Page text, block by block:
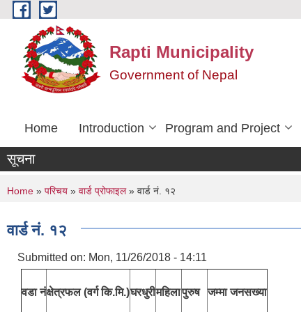
Skip to main content
Rapti Municipality
Government of Nepal
Home Introduction Program and Project
सूचना
You are here
Home » परिचय » वार्ड प्रोफाइल» वार्ड नं. १२
वार्ड नं. १२
Submitted on: Mon, 11/26/2018 - 14:11
वडा नंक्षेत्रफल (वर्ग कि.मि.)घरधुरीमहिलापुरुष जम्मा जनसख्या